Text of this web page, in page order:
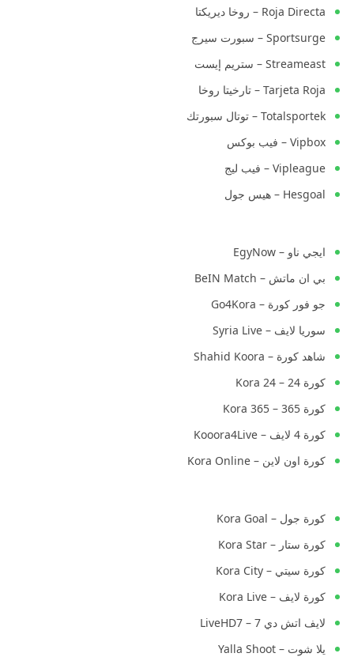
Roja Directa – روخا ديريكتا
Sportsurge – سبورت سيرج
Streameast – ستريم إيست
Tarjeta Roja – تارخيتا روخا
Totalsportek – توتال سبورتك
Vipbox – فيب بوكس
Vipleague – فيب ليج
Hesgoal – هيس جول
ايجي ناو – EgyNow
بي ان ماتش – BeIN Match
جو فور كورة – Go4Kora
سوريا لايف – Syria Live
شاهد كورة – Shahid Koora
كورة 24 – Kora 24
كورة 365 – Kora 365
كورة 4 لايف – Kooora4Live
كورة اون لاين – Kora Online
كورة جول – Kora Goal
كورة ستار – Kora Star
كورة سيتي – Kora City
كورة لايف – Kora Live
لايف اتش دي 7 – LiveHD7
يلا شوت – Yalla Shoot